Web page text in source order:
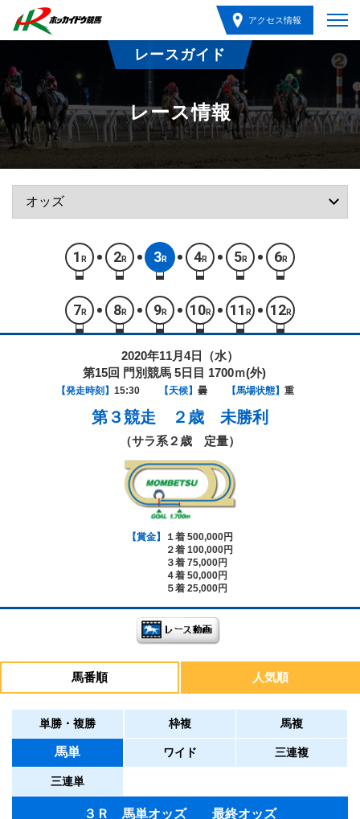
アクセス情報
レースガイド
レース情報
1 R 2R 3R 4R 5R 6R
7 R 8R 9R 10R 11 R 12R
2020年11月4日（水）
第15回 門別競馬 5日目 1700ｍ(外)
【発走時刻】 15:30 【天候】 曇 【馬場状態】 重
第３競走 ２歳 未勝利
（サラ系２歳 定量）
【賞金】
１着 500,000円
２着 100,000円
３着 75,000円
４着 50,000円
５着 25,000円
馬番順 人気順
単勝・複勝 枠複 馬複
馬単 ワイド 三連複
三連単
３Ｒ 馬単オッズ 最終オッズ